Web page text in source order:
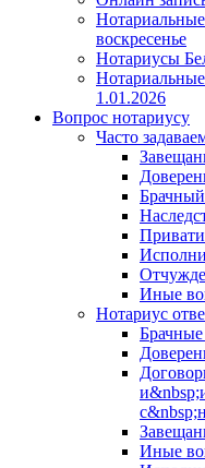
воскресенье
Нотариусы
1.01.2026
Вопрос нотариусу
Часто
Иные
Нотариус
Иные